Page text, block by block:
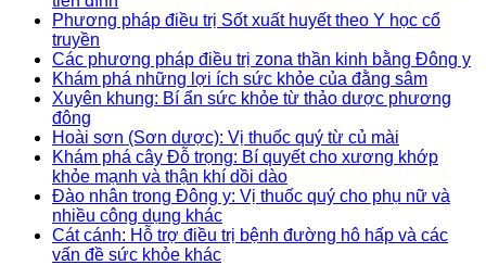
Phương pháp điều trị Sốt xuất huyết theo Y học cổ
truyền
Các phương pháp điều trị zona thần kinh bằng Đông y
Khám phá những lợi ích sức khỏe của đằng sâm
Xuyên khung: Bí ẩn sức khỏe từ thảo dược phương
đông
Hoài sơn (Sơn dược): Vị thuốc quý từ củ mài
Khám phá cây Đỗ trọng: Bí quyết cho xương khớp
khỏe mạnh và thận khí dồi dào
Đào nhân trong Đông y: Vị thuốc quý cho phụ nữ và
nhiều công dụng khác
Cát cánh: Hỗ trợ điều trị bệnh đường hô hấp và các
vấn đề sức khỏe khác